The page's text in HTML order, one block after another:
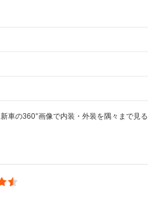
新車の360°画像で内装・外装を隅々まで見る